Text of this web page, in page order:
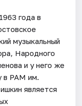
года в
музыкальный
Народного
и у него же
в РАМ им.
является